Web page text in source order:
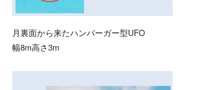
月裏面から来たハンバーガー型UFO
幅8m高さ3m